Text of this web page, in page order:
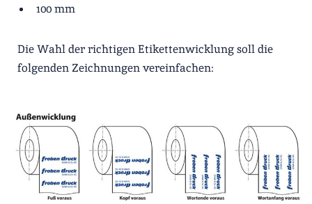
100 mm
Die Wahl der richtigen Etikettenwicklung soll die
folgenden Zeichnungen vereinfachen: